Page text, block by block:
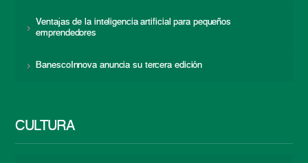
Ventajas de la inteligencia artificial para pequeños
emprendedores
BanescoInnova anuncia su tercera edición
CULTURA